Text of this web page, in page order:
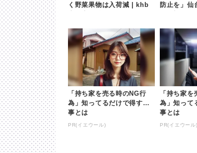
く野菜果物は入荷減 | khb
防止を」仙
「持ち家を売る時のNG行
為」知ってるだけで得する
事とは
PR(イエウール)
「持ち家
為」知って
事とは
PR(イエウール)